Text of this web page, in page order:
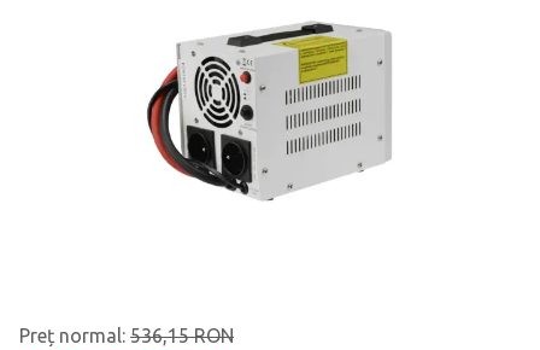
Preț normal: 536,15 RON